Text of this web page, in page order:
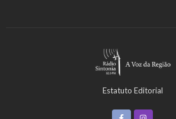
Estatuto Editorial